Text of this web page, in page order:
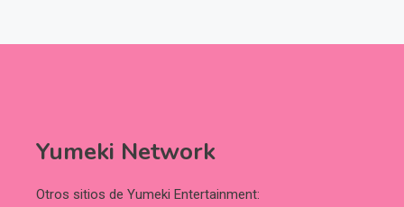
Yumeki Network
Otros sitios de Yumeki Entertainment: